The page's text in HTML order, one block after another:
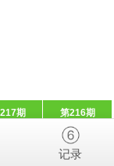
期 第216期
记录